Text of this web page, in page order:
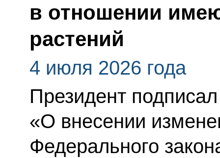
в отношении
растений
4 июля 2026 года
Президент
«О внесении
Федерального